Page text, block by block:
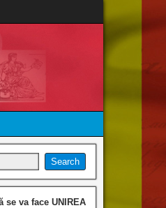
se va face UNIREA